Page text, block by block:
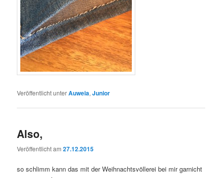
Veröffentlicht unterAuweia,Junior
Also,
Veröffentlicht am27.12.2015
so schlimm kann das mit der Weihnachtsvöllerei bei mir garnicht